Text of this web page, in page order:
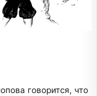
говорится, что